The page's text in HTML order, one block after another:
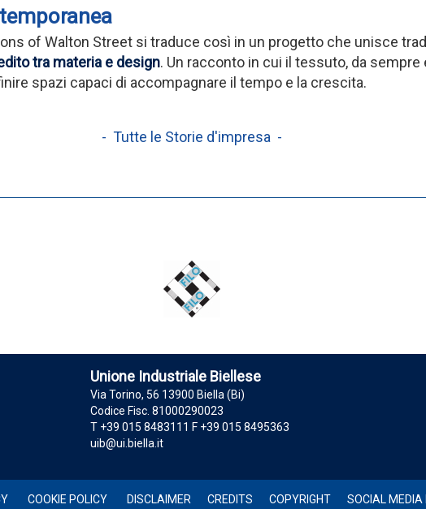
of Walton Street si traduce così in un progetto che unisce
tra materia e design. Un racconto in cui il tessuto, da
spazi capaci di accompagnare il tempo e la crescita.
- Tutte le Storie d'impresa -
Unione Industriale Biellese
Via Torino, 56 13900 Biella (Bi)
Codice Fisc. 81000290023
T +39 015 8483111 F +39 015 8495363
uib@ui.biella.it
COOKIE POLICY DISCLAIMER CREDITS COPYRIGHT SOCIAL MEDIA